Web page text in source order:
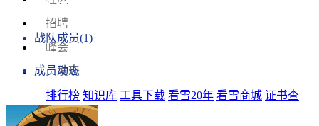
招聘
峰会
发现
排行榜 知识库 工具下载 看雪20年 看雪商城 证书查
询
战队信息
战队成员(1)
成员动态